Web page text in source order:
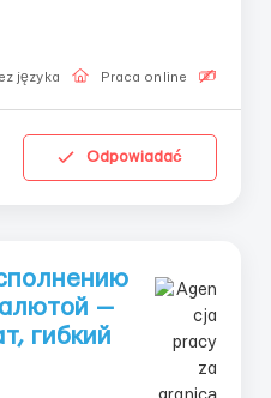
реальный старт.
Трейдеры
języka Praca online
Odpowiadać
—
гибкий